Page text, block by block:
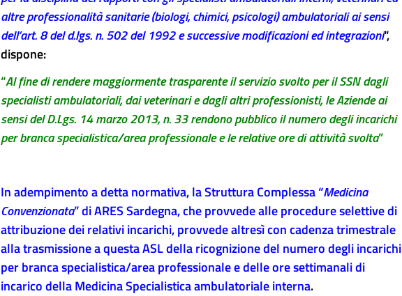
altre professionalità sanitarie (biologi, chimici, psicologi) ambulatoriali ai sensi
dell’art. 8 del d.lgs. n. 502 del 1992 e successive modificazioni ed integrazioni“,
dispone:
“Al fine di rendere maggiormente trasparente il servizio svolto per il SSN dagli
specialisti ambulatoriali, dai veterinari e dagli altri professionisti, le Aziende ai
sensi del D.Lgs. 14 marzo 2013, n. 33 rendono pubblico il numero degli incarichi
per branca specialistica/area professionale e le relative ore di attività svolta”
In adempimento a detta normativa, la Struttura Complessa “Medicina
Convenzionata” di ARES Sardegna, che provvede alle procedure selettive di
attribuzione dei relativi incarichi, provvede altresìcon cadenza trimestrale
alla trasmissione a questa ASL della ricognizione del numero degli incarichi
per branca specialistica/area professionale e delle ore settimanali di
incarico della Medicina Specialistica ambulatoriale interna.